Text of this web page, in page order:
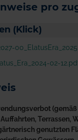
pro
(Klick)
02-
genutzten